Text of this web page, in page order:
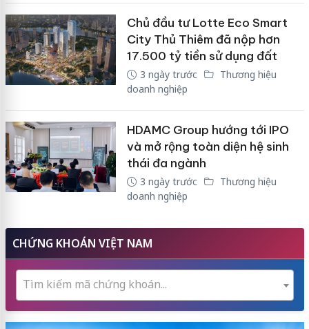
Chủ đầu tư Lotte Eco Smart
City Thủ Thiêm đã nộp hơn
17.500 tỷ tiền sử dụng đất
3 ngày trước
Thương hiệu
doanh nghiệp
HDAMC Group hướng tới IPO
và mở rộng toàn diện hệ sinh
thái đa ngành
3 ngày trước
Thương hiệu
doanh nghiệp
CHỨNG KHOÁN VIỆT NAM
Tìm kiếm mã chứng khoán...